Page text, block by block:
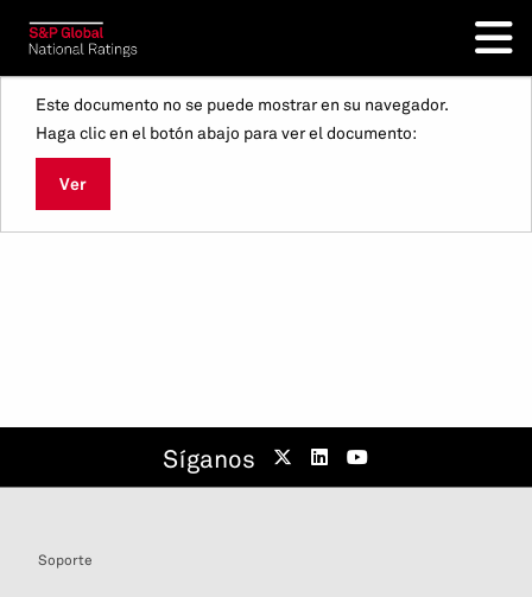
Este documento no se puede mostrar en su navegador.
Haga clic en el botón abajo para ver el documento:
Ver
Síganos
Soporte